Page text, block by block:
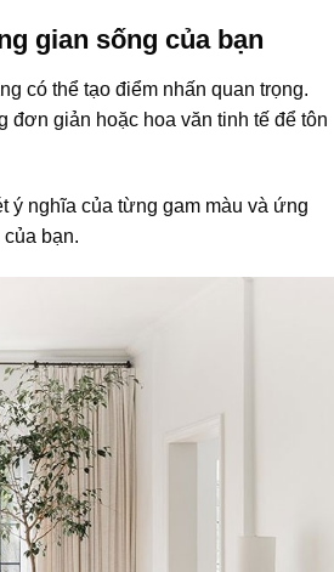
gian sống của bạn
có thể tạo điểm nhấn quan trọng.
đơn giản hoặc hoa văn tinh tế để tôn
ý nghĩa của từng gam màu và ứng
bạn.